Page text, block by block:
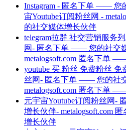
Instagram - 匿名下单 —— 您
宙Youtube订阅粉丝网 -
的社交媒体增长伙伴
telegram拉群 社交营销服务
网- 匿名下单 —— 您的社交
metalogsoft.com 匿名下单
youtube 买 粉丝 免费粉丝 免
丝网- 匿名下单 —— 您的社
metalogsoft.com 匿名下单
元宇宙Youtube订阅粉丝网
增长伙伴- metalogsoft.com
增长伙伴